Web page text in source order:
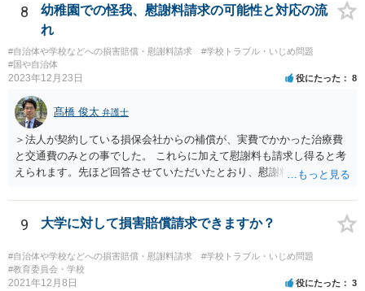
に提出しましょう。園は保護者の苦情に耳を傾けなくてはならないと
法律で義務付けられています（児童福祉施設最低基準第十四条の
三）。さらに苦情解決のための第三者委員を施設ごとにおくことも指
導されています。 保育園との相談や交渉で解決できない時には、区市
町村の担当課に苦情を上げることになります。また、都道府県には
はもちろんのこと、認可外の保育施設でも補助金を受けている施設
は、市や区、都道府県などの責任の範囲内にありますから、役所も相
談に応じなくてはなりません。
8
幼稚園での怪我、慰謝料請求の可能性と対応の流
れ
#自治体や学校などへの損害賠償・慰謝料請求
#学校トラブル・いじめ問題
#国や自治体
2023年12月23日 役にたった 8
髙橋 俊太 弁護士
＞法人が契約している損保会社からの補償が、実費でかかった治療費
と交通費のみとの事でした。 これらに加えて慰謝料も請求し得ると考
えられます。先ほど回答させていただいたとおり、慰謝料の額につい
9 大学に対して損害賠償請求できますか？
#自治体や学校などへの損害賠償・慰謝料請求
#学校トラブル・いじめ問題
#教育委員会・学校
2021年12月8日 役にたった 3